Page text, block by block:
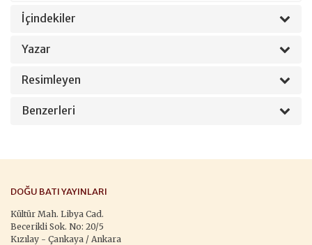
İçindekiler
Yazar
Resimleyen
Benzerleri
DOĞU BATI YAYINLARI
Kültür Mah. Libya Cad.
Becerikli Sok. No: 20/5
Kızılay - Çankaya / Ankara